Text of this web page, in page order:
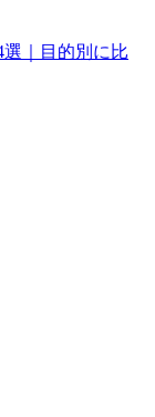
選｜目的別に比